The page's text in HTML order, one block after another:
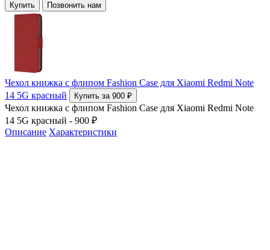
Купить
Позвонить нам
Чехол книжка с флипом Fashion Case для Xiaomi Redmi Note
14 5G красный
Купить за 900 ₽
Чехол книжка с флипом Fashion Case для Xiaomi Redmi Note
14 5G красный - 900 ₽
Описание Характеристики